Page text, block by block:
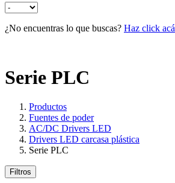
¿No encuentras lo que buscas? Haz click acá
Serie PLC
Productos
Fuentes de poder
AC/DC Drivers LED
Drivers LED carcasa plástica
Serie PLC
Filtros